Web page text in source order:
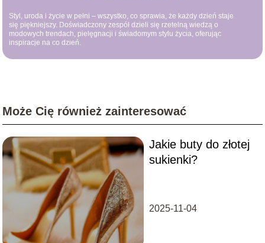
Styl, uroda i życie w pełni – wszystko, co sprawia, że każdy dzień staje
się piękniejszy. Doświadczony zespół dzieli się rzetelną wiedzą o
modowych trendach, pielęgnacji i świadomym stylu życia, oferując
inspiracje na co dzień.
Może Cię również zainteresować
Jakie buty do złotej
sukienki?
2025-11-04